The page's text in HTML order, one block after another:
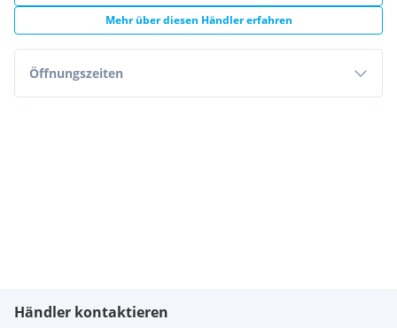
Mehr über diesen Händler erfahren
Öffnungszeiten
Händler kontaktieren